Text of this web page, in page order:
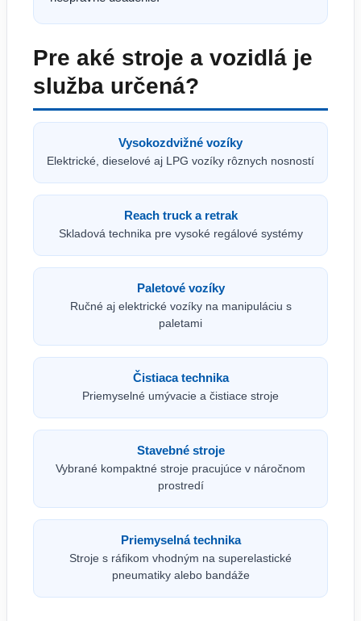
Pre aké stroje a vozidlá je
služba určená?
Vysokozdvižné vozíky
Elektrické, dieselové aj LPG vozíky rôznych nosností
Reach truck a retrak
Skladová technika pre vysoké regálové systémy
Paletové vozíky
Ručné aj elektrické vozíky na manipuláciu s
paletami
Čistiaca technika
Priemyselné umývacie a čistiace stroje
Stavebné stroje
Vybrané kompaktné stroje pracujúce v náročnom
prostredí
Priemyselná technika
Stroje s ráfikom vhodným na superelastické
pneumatiky alebo bandáže